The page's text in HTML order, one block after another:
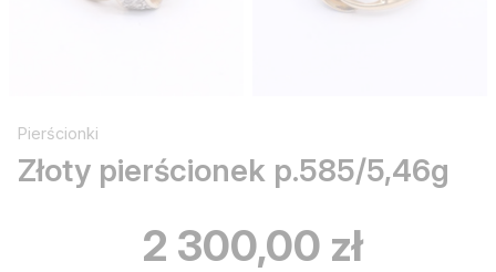
Pierścionki
Złoty pierścionek p.585/5,46g
2 300,00 zł